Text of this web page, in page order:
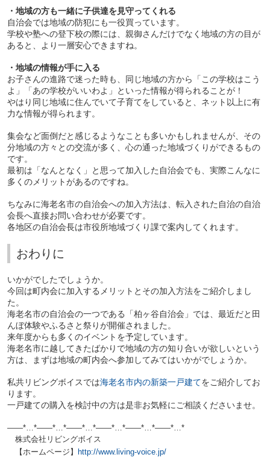
・地域の方も一緒に子供達を見守ってくれる
自治会では地域の防犯にも一役買っています。
学校や塾への登下校の際には、親御さんだけでなく地域の方の目が
あると、より一層安心できますね。
・地域の情報が手に入る
お子さんの進路で迷った時も、同じ地域の方から「この学校はこう
よ」「あの学校がいいわよ」といった情報が得られることが！
やはり同じ地域に住んでいて子育てをしていると、ネット以上に有
力な情報が得られます。
集会など面倒だと感じるようなことも多いかもしれませんが、その
分地域の方々との交流が多く、心の通った地域づくりができるもの
です。
最初は「なんとなく」と思って加入した自治会でも、実際こんなに
多くのメリットがあるのですね。
ちなみに海老名市の自治会への加入方法は、転入された自治の自治
会長へ直接お問い合わせが必要です。
各地区の自治会長は市役所地域づくり課で案内してくれます。
おわりに
いかがでしたでしょうか。
今回は町内会に加入するメリットとその加入方法をご紹介しまし
た。
海老名市の自治会の一つである「柏ヶ谷自治会」では、最近だと田
んぼ体験やふるさと祭りが開催されました。
来年度からも多くのイベントを予定しています。
海老名市に越してきたばかりで地域の方の知り合いが欲しいという
方は、まずは地域の町内会へ参加してみてはいかがでしょうか。
私共リビングボイスでは海老名市内の新築一戸建てをご紹介してお
ります。
一戸建ての購入を検討中の方は是非お気軽にご相談くださいませ。
——*…*——*…*——*…*——*…*——*…*——*…*
株式会社リビングボイス
【ホームページ】 http://www.living-voice.jp/